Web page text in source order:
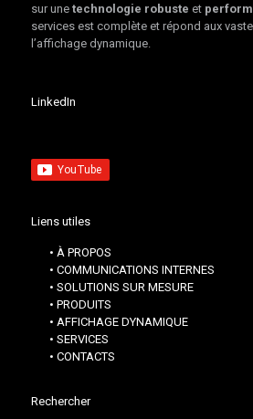
sur une technologie robuste et
services est complète et répond aux
l’affichage dynamique.
LinkedIn
Liens utiles
• À PROPOS
• COMMUNICATIONS INTERNES
• SOLUTIONS SUR MESURE
• PRODUITS
• AFFICHAGE DYNAMIQUE
• SERVICES
• CONTACTS
Rechercher